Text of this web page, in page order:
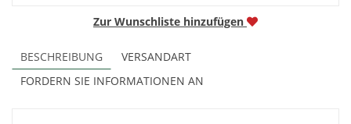
Zur Wunschliste hinzufügen
BESCHREIBUNG
VERSANDART
FORDERN SIE INFORMATIONEN AN